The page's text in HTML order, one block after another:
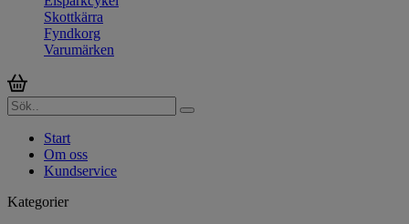
Skottkärra
Fyndkorg
Varumärken
Start
Om oss
Kundservice
Kategorier